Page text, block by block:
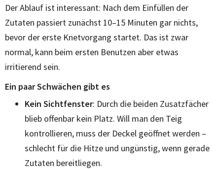
Der Ablauf ist interessant: Nach dem Einfüllen der
Zutaten passiert zunächst 10–15 Minuten gar nichts,
bevor der erste Knetvorgang startet. Das ist zwar
normal, kann beim ersten Benutzen aber etwas
irritierend sein.
Ein paar Schwächen gibt es
Kein Sichtfenster: Durch die beiden Zusatzfächer
blieb offenbar kein Platz. Will man den Teig
kontrollieren, muss der Deckel geöffnet werden –
schlecht für die Hitze und ungünstig, wenn gerade
Zutaten bereitliegen.